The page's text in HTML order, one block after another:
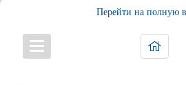
Перейти на полную